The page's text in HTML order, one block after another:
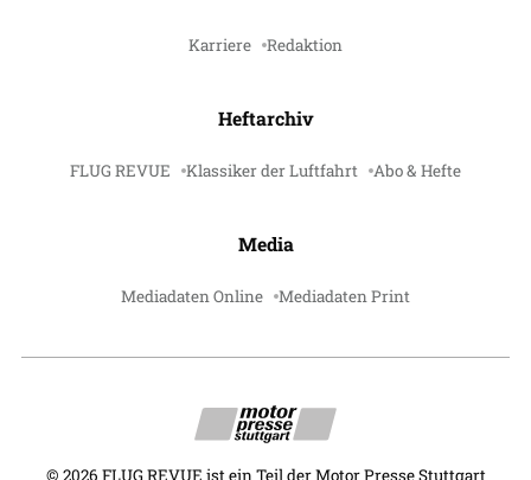
Karriere Redaktion
Heftarchiv
FLUG REVUE Klassiker der Luftfahrt Abo & Hefte
Media
Mediadaten Online Mediadaten Print
© 2026 FLUG REVUE ist ein Teil der Motor Presse Stuttgart